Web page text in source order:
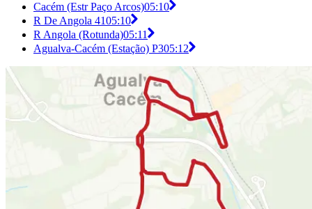
Cacém (Estr Paço Arcos)05:10
R De Angola 4105:10
R Angola (Rotunda)05:11
Agualva-Cacém (Estação) P305:12